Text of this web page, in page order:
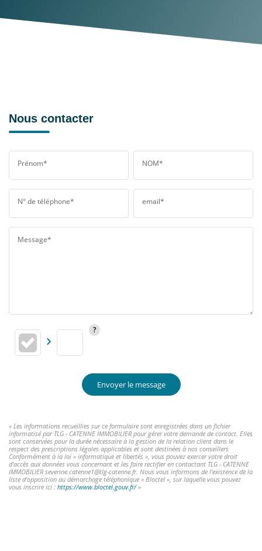
Nous contacter
Prénom* NOM*
N° de téléphone* email*
Message*
Envoyer le message
« Les informations recueillies sur ce formulaire sont enregistrées dans un fichier
informatisé par TLG - CATENNE IMMOBILIER pour gérer votre demande de contact. Elles
sont conservées pour la durée nécessaire à la gestion de la relation client dans le
respect des prescriptions légales applicables et sont destinées à nos conseillers
Conformément à la loi « informatique et libertés », vous pouvez exercer votre droit
d'accès aux données vous concernant et les faire rectifier en contactant TLG - CATENNE
IMMOBILIER severine.catenne1@tlg-catenne.fr. Nous vous informons de l'existence de la
liste d'opposition au démarchage téléphonique « Bloctel », sur laquelle vous pouvez
vous inscrire ici : https://www.bloctel.gouv.fr/»